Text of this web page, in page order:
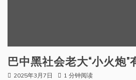
巴中黑社会老大“小火炮”
2025年3月7日 1 分钟阅读